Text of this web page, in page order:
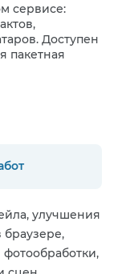
сервисе:
Доступен
пакетная
улучшения
фотообработки,